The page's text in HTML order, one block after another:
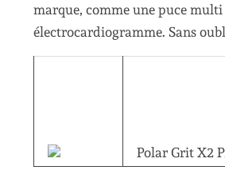
marque, comme une puce
électrocardiogramme. Sans
Polar Grit X2